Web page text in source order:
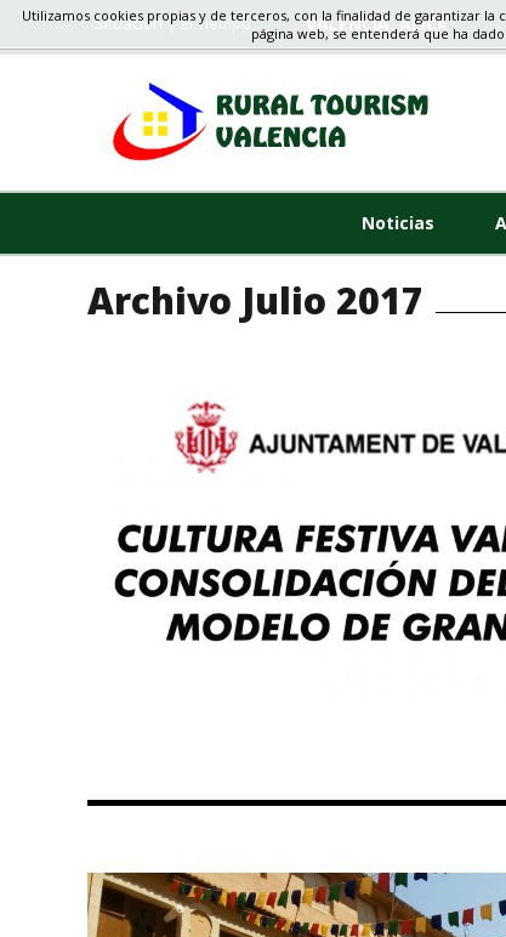
Situacion El Tiempo VALENCIA, ALICANTE,
Noticias
Archivo Julio 2017
Utilizamos cookies propias y de terceros, con la finalidad de garantizar
página web, se entenderá que ha